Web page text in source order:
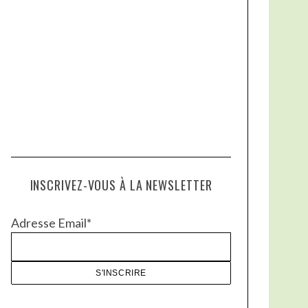
INSCRIVEZ-VOUS À LA NEWSLETTER
Adresse Email*